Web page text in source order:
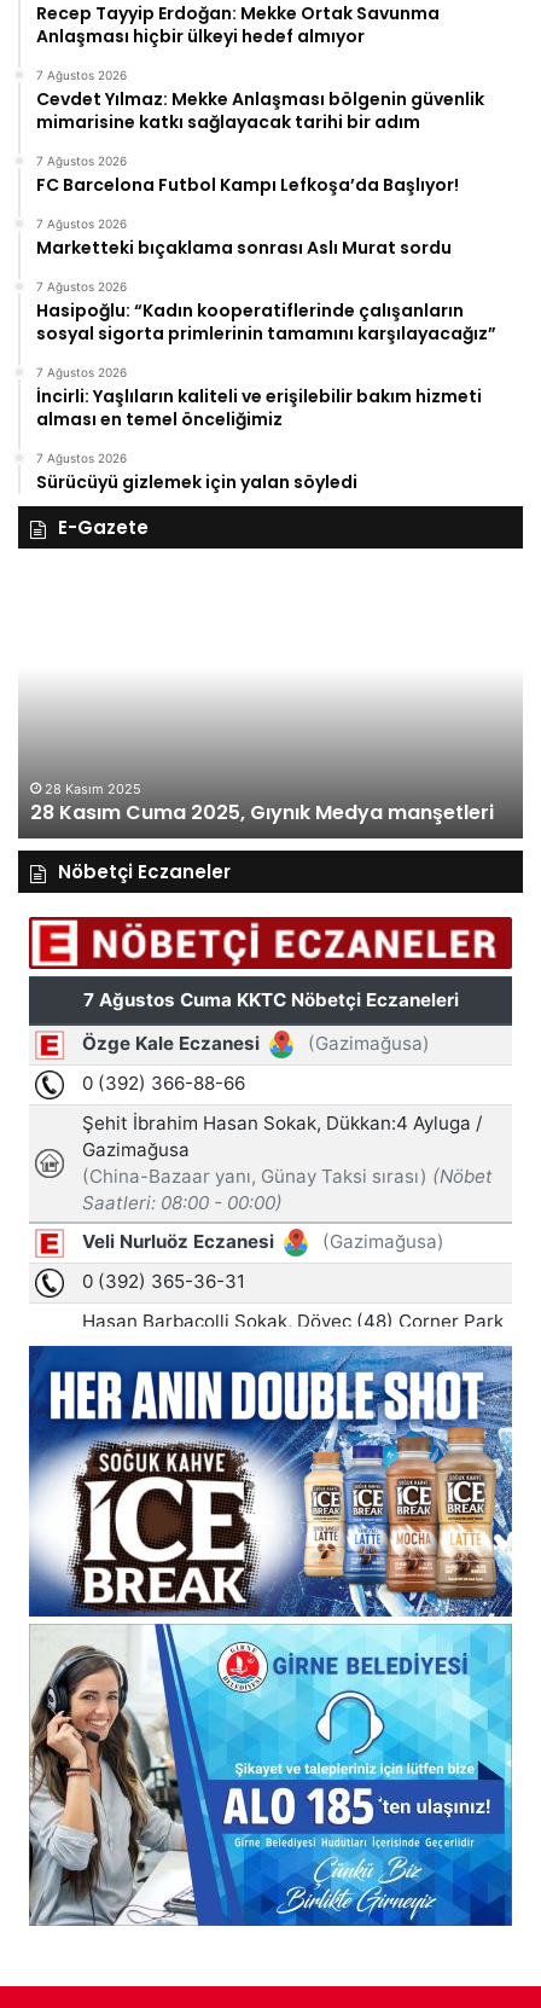
Recep Tayyip Erdoğan: Mekke Ortak Savunma
Anlaşması hiçbir ülkeyi hedef almıyor
7 Ağustos 2026
Cevdet Yılmaz: Mekke Anlaşması bölgenin güvenlik
mimarisine katkı sağlayacak tarihi bir adım
7 Ağustos 2026
FC Barcelona Futbol Kampı Lefkoşa’da Başlıyor!
7 Ağustos 2026
Marketteki bıçaklama sonrası Aslı Murat sordu
7 Ağustos 2026
Hasipoğlu: “Kadın kooperatiflerinde çalışanların
sosyal sigorta primlerinin tamamını karşılayacağız”
7 Ağustos 2026
İncirli: Yaşlıların kaliteli ve erişilebilir bakım hizmeti
alması en temel önceliğimiz
7 Ağustos 2026
Sürücüyü gizlemek için yalan söyledi
E-Gazete
2025
Cuma 2025, Gıynık Medya manşetleri
Nöbetçi Eczaneler